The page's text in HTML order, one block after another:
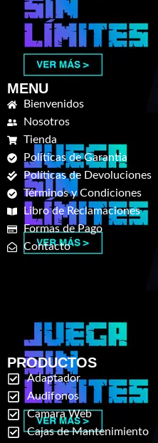
MENU
Bienvenidos
Nosotros
Tienda
Políticas de Garantia
Políticas de Devoluciones
Términos y Condiciones
Libro de Reclamaciones
Formas de Pago
Contacto
PRODUCTOS
Adaptador
Audifonos
Camara Web
Cajas de Mantenimiento